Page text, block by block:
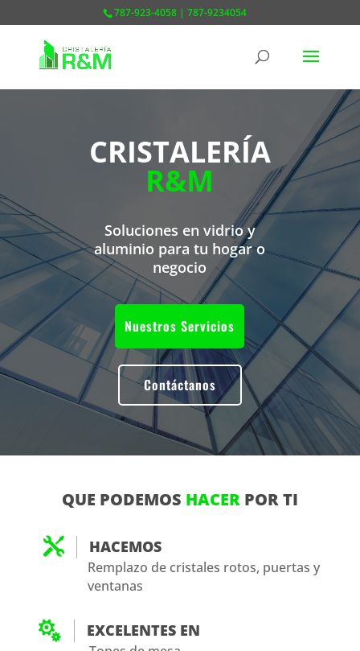
787-923-4058 | 787-9234054
CRISTALERÍA
R&M
Soluciones en vidrio y
aluminio para tu hogar o
negocio
Nuestros Servicios
Contáctanos
QUE PODEMOS HACERPOR TI
 HACEMOS
Remplazo de cristales rotos, puertas y
ventanas
 EXCELENTES EN